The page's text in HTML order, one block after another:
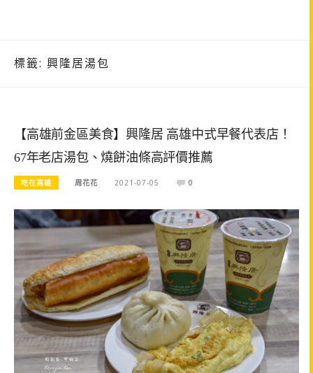
標籤: 興隆居湯包
【高雄前金區美食】興隆居 高雄中式早餐代表店！
67年老店湯包、燒餅油條高評價推薦
吃在高雄 周花花 2021-07-05 0